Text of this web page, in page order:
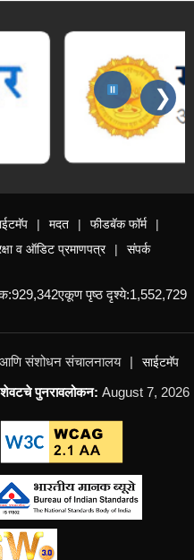
१२३ पदांची भरती
– प्रादेशिक कार्यालय
कर्मचाऱ्यांची दि.
❯
मदत
फीडबॅक फॉर्म
व ऑडिट प्रमाणपत्र संपर्क
929,342एकूण पृष्ठ दृश्ये:1,552,729
आणि संशोधन संचालनालय साईटमॅप
शेवटचे पुनरावलोकन: August 7, 2026